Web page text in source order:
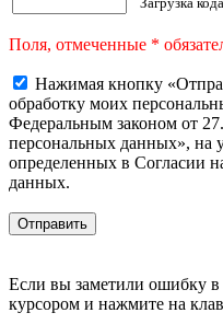
Поля, отмеченные *
Нажимая кнопку
обработку моих
Федеральным законом от
персональных данных», на
определенных в Согласии
данных.
Если вы заметили ошибку в
курсором и нажмите на